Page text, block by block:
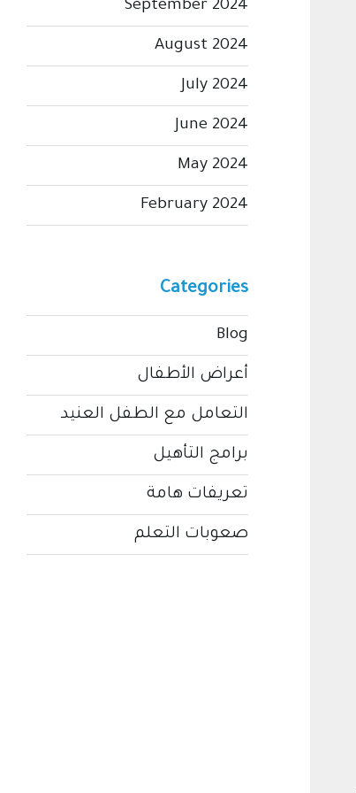
September 2024
August 2024
July 2024
June 2024
May 2024
February 2024
Categories
Blog
أعراض الأطفال
التعامل مع الطفل العنيد
برامج التأهيل
تعريفات هامة
صعوبات التعلم